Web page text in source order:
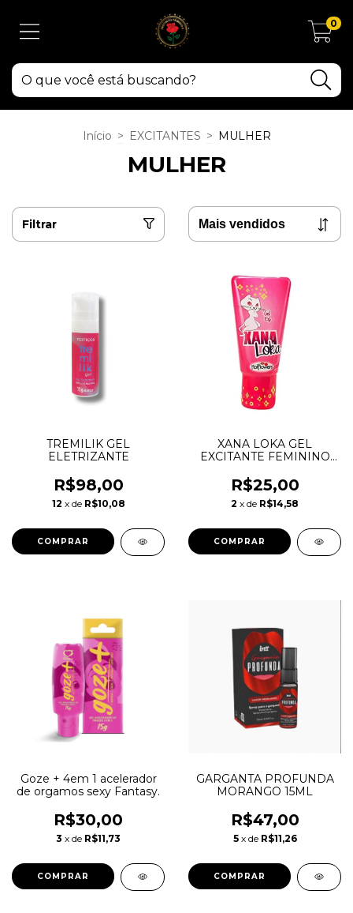
0
Início > EXCITANTES > MULHER
MULHER
Filtrar
TREMILIK GEL
ELETRIZANTE
R$98,00
12 x de R$10,08
COMPRAR
XANA LOKA GEL
EXCITANTE FEMININO
R$25,00
2 x de R$14,58
Goze + 4em 1 acelerador
de orgamos sexy Fantasy.
R$30,00
3 x de R$11,73
GARGANTA PROFUNDA
MORANGO 15ML
R$47,00
5 x de R$11,26